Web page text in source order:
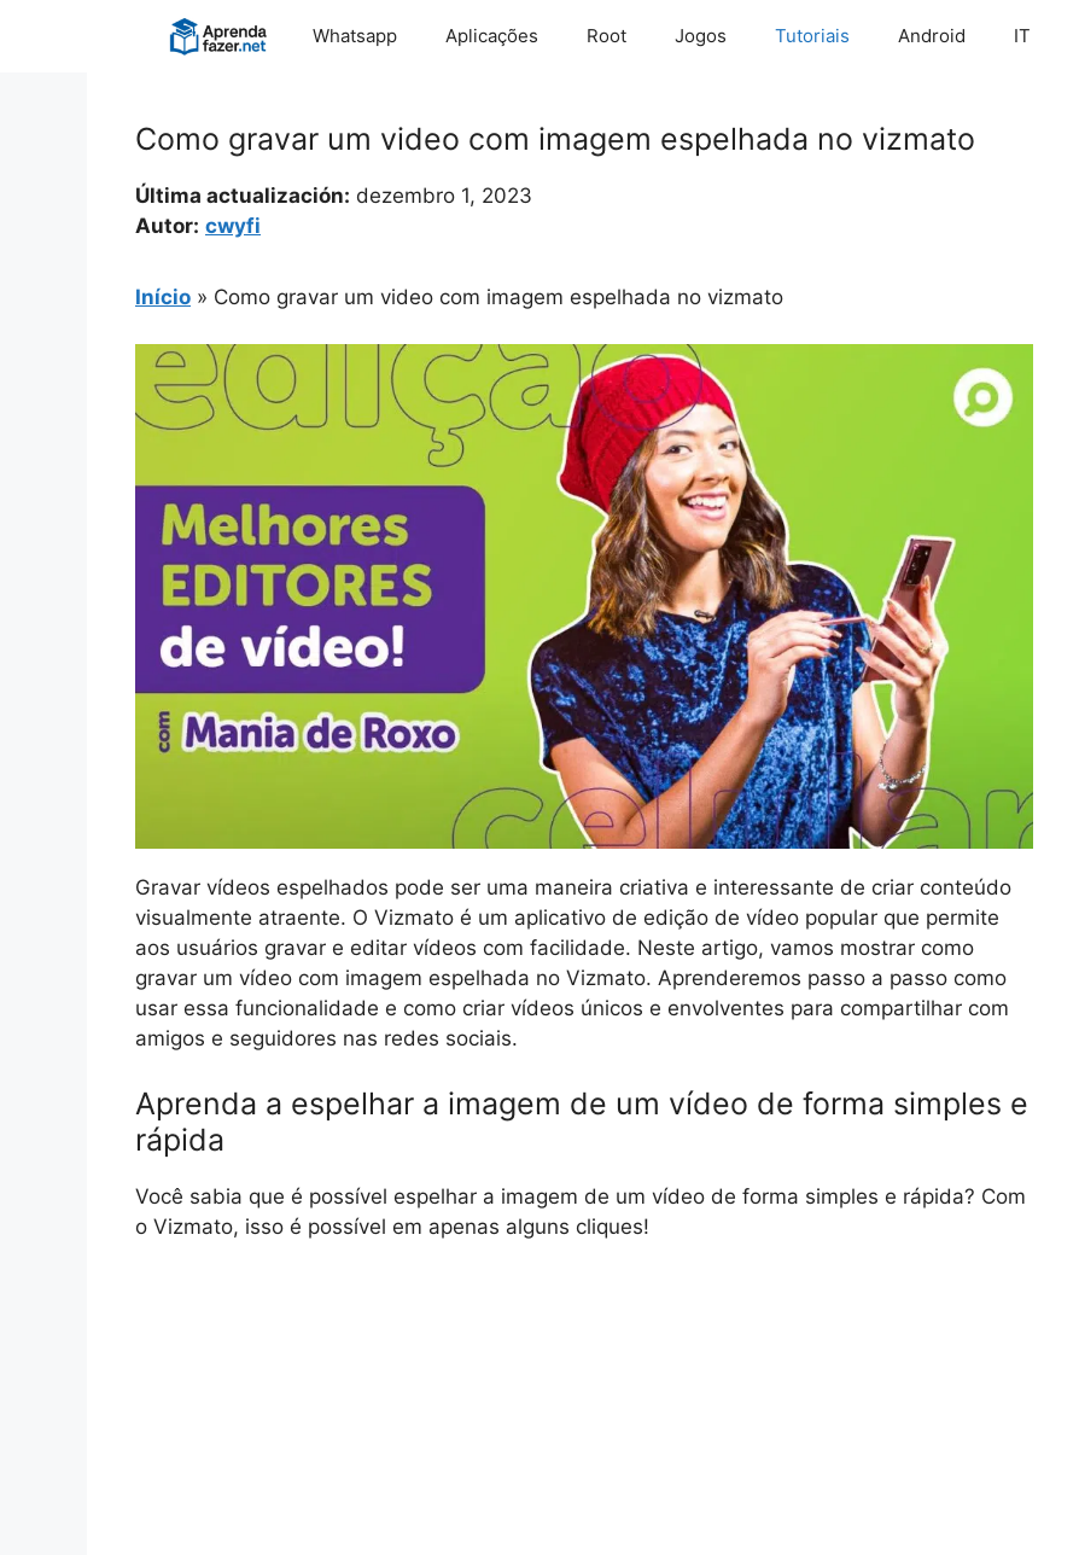
Whatsapp Aplicações Root Jogos Tutoriais Android IT
Como gravar um video com imagem espelhada no vizmato
Última actualización: dezembro 1, 2023
Autor: cwyfi
Início » Como gravar um video com imagem espelhada no vizmato
Gravar vídeos espelhados pode ser uma maneira criativa e interessante de criar conteúdo
visualmente atraente. O Vizmato é um aplicativo de edição de vídeo popular que permite
aos usuários gravar e editar vídeos com facilidade. Neste artigo, vamos mostrar como
gravar um vídeo com imagem espelhada no Vizmato. Aprenderemos passo a passo como
usar essa funcionalidade e como criar vídeos únicos e envolventes para compartilhar com
amigos e seguidores nas redes sociais.
Aprenda a espelhar a imagem de um vídeo de forma simples e
rápida
Você sabia que é possível espelhar a imagem de um vídeo de forma simples e rápida? Com
o Vizmato, isso é possível em apenas alguns cliques!